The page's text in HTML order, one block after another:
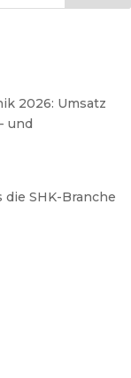
2026: Umsatz
und
SHK-Branche